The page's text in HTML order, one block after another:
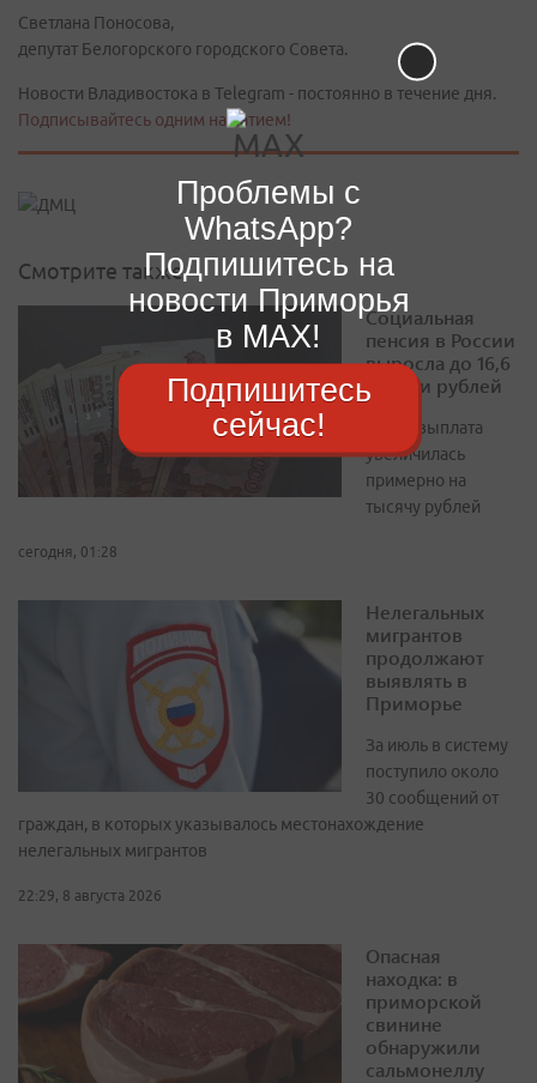
Светлана Поносова,
депутат Белогорского городского Совета.
Новости Владивостока в Telegram - постоянно в течение дня.
Подписывайтесь одним нажатием!
Смотрите также
Социальная
пенсия в России
выросла до 16,6
тысячи рублей
За год выплата
увеличилась
примерно на
тысячу рублей
сегодня, 01:28
Нелегальных
мигрантов
продолжают
выявлять в
Приморье
За июль в систему
поступило около
30 сообщений от
граждан, в которых указывалось местонахождение
нелегальных мигрантов
22:29, 8 августа 2026
Опасная
находка: в
приморской
свинине
обнаружили
сальмонеллу
Проблемы с
WhatsApp?
Подпишитесь на
новости Приморья
в MAX!
Подпишитесь
сейчас!